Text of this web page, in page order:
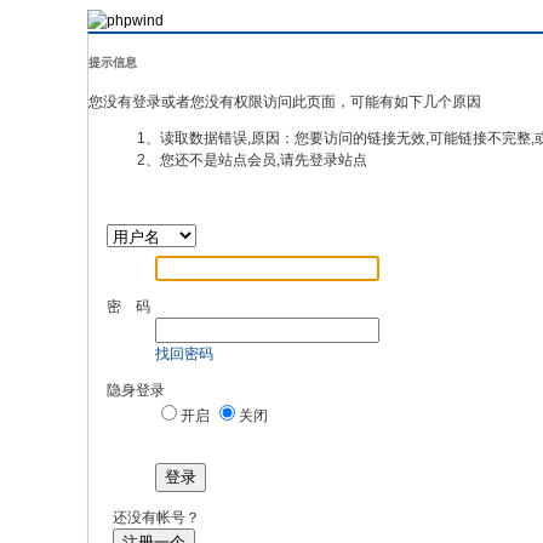
提示信息
您没有登录或者您没有权限访问此页面，可能有如下几个原因
1、读取数据错误,原因：您要访问的链接无效,可能链接不完整,
2、您还不是站点会员,请先登录站点
密 码
找回密码
隐身登录
开启
关闭
登录
还没有帐号？